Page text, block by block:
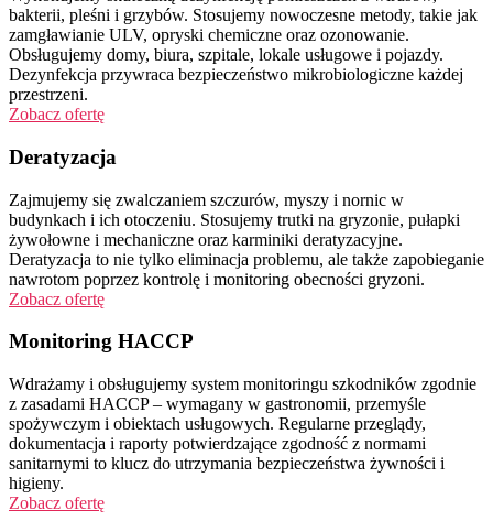
bakterii, pleśni i grzybów. Stosujemy nowoczesne metody, takie jak
zamgławianie ULV, opryski chemiczne oraz ozonowanie.
Obsługujemy domy, biura, szpitale, lokale usługowe i pojazdy.
Dezynfekcja przywraca bezpieczeństwo mikrobiologiczne każdej
przestrzeni.
Zobacz ofertę
Deratyzacja
Zajmujemy się zwalczaniem szczurów, myszy i nornic w
budynkach i ich otoczeniu. Stosujemy trutki na gryzonie, pułapki
żywołowne i mechaniczne oraz karminiki deratyzacyjne.
Deratyzacja to nie tylko eliminacja problemu, ale także zapobieganie
nawrotom poprzez kontrolę i monitoring obecności gryzoni.
Zobacz ofertę
Monitoring HACCP
Wdrażamy i obsługujemy system monitoringu szkodników zgodnie
z zasadami HACCP – wymagany w gastronomii, przemyśle
spożywczym i obiektach usługowych. Regularne przeglądy,
dokumentacja i raporty potwierdzające zgodność z normami
sanitarnymi to klucz do utrzymania bezpieczeństwa żywności i
higieny.
Zobacz ofertę